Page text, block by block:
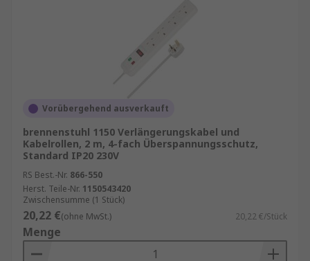
Eine IP-Schutzart (Schutz vor
eindringenden Medien) definiert, wie effektiv ein
Überspannungsschutz:
Überspannungsschutzfunktion schützt das Gerät
und die angeschlossenen Geräte vor
Spannungsspitzen.
Buchsen mit Schalter:
über eine Option, um einzelne Buchsen ein- und
auszuschalten.
Vorübergehend ausverkauft
brennenstuhl 1150 Verlängerungskabel und
Kabelrollen, 2 m, 4-fach Überspannungsschutz,
Standard IP20 230V
RS Best.-Nr. 866-550
Herst. Teile-Nr. 1150543420
Zwischensumme (1 Stück)
20,22 €(ohne MwSt.) 20,22 €/Stück
Menge